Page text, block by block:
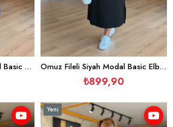
Omuz Fileli Lacivert Modal Basic Elbise Omuz Fileli Siyah Modal Basic Elbise
₺899,90
Yeni
Ürün